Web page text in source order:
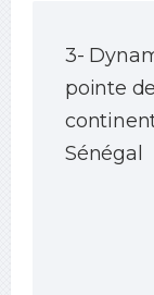
3-
pointe
Sénégal